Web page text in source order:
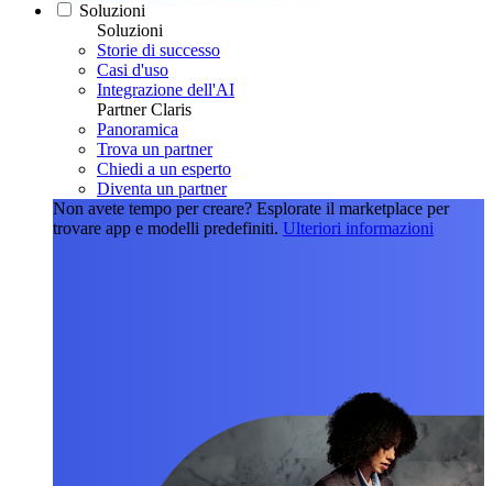
Soluzioni
Soluzioni
Storie di successo
Casi d'uso
Integrazione dell'AI
Partner Claris
Panoramica
Trova un partner
Chiedi a un esperto
Diventa un partner
Non avete tempo per creare? Esplorate il marketplace per
trovare app e modelli predefiniti. Ulteriori informazioni